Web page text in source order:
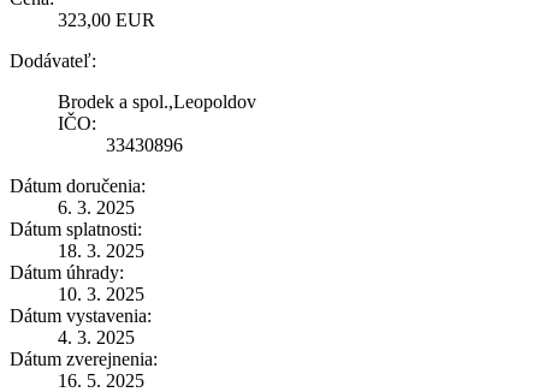
323,00 EUR
Dodávateľ:
Brodek a spol.,Leopoldov
IČO:
33430896
Dátum doručenia:
6. 3. 2025
Dátum splatnosti:
18. 3. 2025
Dátum úhrady:
10. 3. 2025
Dátum vystavenia:
4. 3. 2025
Dátum zverejnenia:
16. 5. 2025